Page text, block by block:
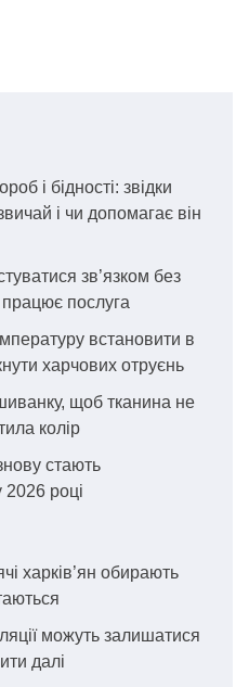
і бідності: звідки
і чи допомагає він
зв’язком без
послуга
встановити в
харчових отруєнь
щоб тканина не
колір
стають
2026 році
харків’ян обирають
можуть залишатися
далі